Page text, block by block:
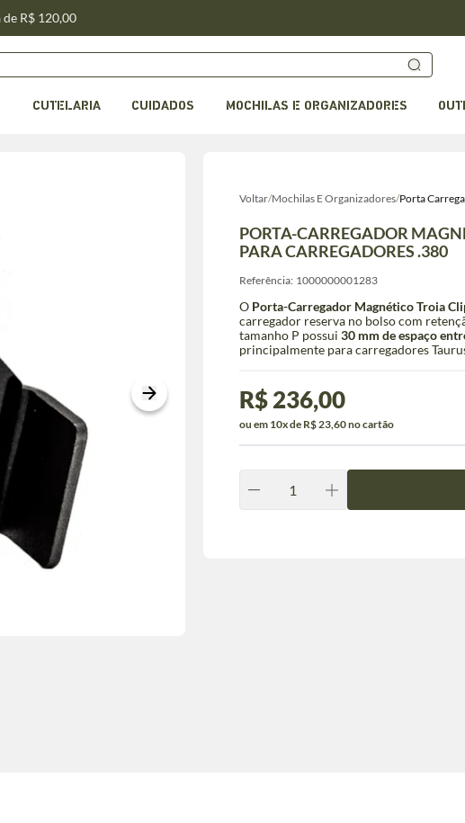
R$ 120,00
CUTELARIA CUIDADOS MOCHILAS E ORGANIZADORES
Voltar/Mochilas E Organizadores/Porta
PORTA-CARREGADOR
PARA CARREGADORES .380
Referência: 1000000001283
O Porta-Carregador Magnético Troia
carregador reserva no bolso com
tamanho P possui 30 mm de espaço
principalmente para carregadores
R$ 236,00
ou em 10x de R$ 23,60 no cartão